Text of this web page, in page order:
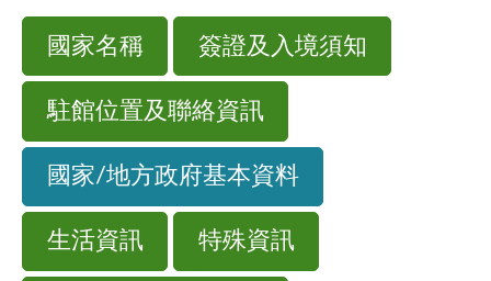
國家名稱 簽證及入境須知
駐館位置及聯絡資訊
國家/地方政府基本資料
生活資訊 特殊資訊